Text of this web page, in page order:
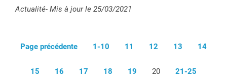
Type :
Actualité- Mis à jour le 25/03/2021
Page précédente 1-10 11 12 13 14
15 16 17 18 19 20 21-25